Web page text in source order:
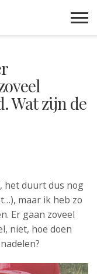
Wat zijn de
het duurtdus nog
maar ik heb zo
Er gaan zoveel
niet, hoe doen